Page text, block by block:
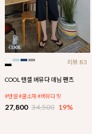
리뷰:83
COOL 텐셀 버뮤다 데님 팬츠
#텐셀 #쿨소재 #버뮤다 핏
27,800 34,500 19%